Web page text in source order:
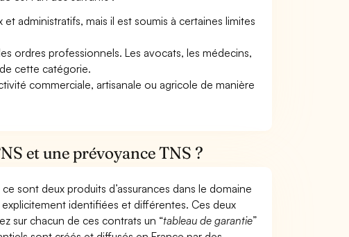
administratifs, mais il est soumis à certaines limites
ordres professionnels. Les avocats, les médecins,
cette catégorie.
commerciale, artisanale ou agricole de manière
et une prévoyance TNS ?
sont deux produits d’assurances dans le domaine
identifiées et différentes. Ces deux
sur chacun de ces contrats un “tableau de garantie”